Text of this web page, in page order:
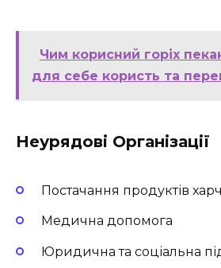
Чим корисний горіх
для себе користь та
Неурядові Організації
Постачання продуктів
Медична допомога
Юридична та соціальна